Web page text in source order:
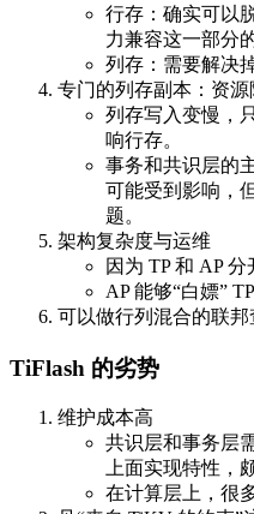
行存：确实可以
力兼容这一部分
列存：需要解决
专门的列存副本：资
列存写入变慢，
响行存。
事务和共识层的
可能受到影响，
题。
架构复杂度与运维
因为 TP 和 AP 分
AP 能够“白嫖”
可以做行列混合的联邦
TiFlash 的劣势
维护成本高
共识层和事务层
上面实现特性，
在计算层上，很